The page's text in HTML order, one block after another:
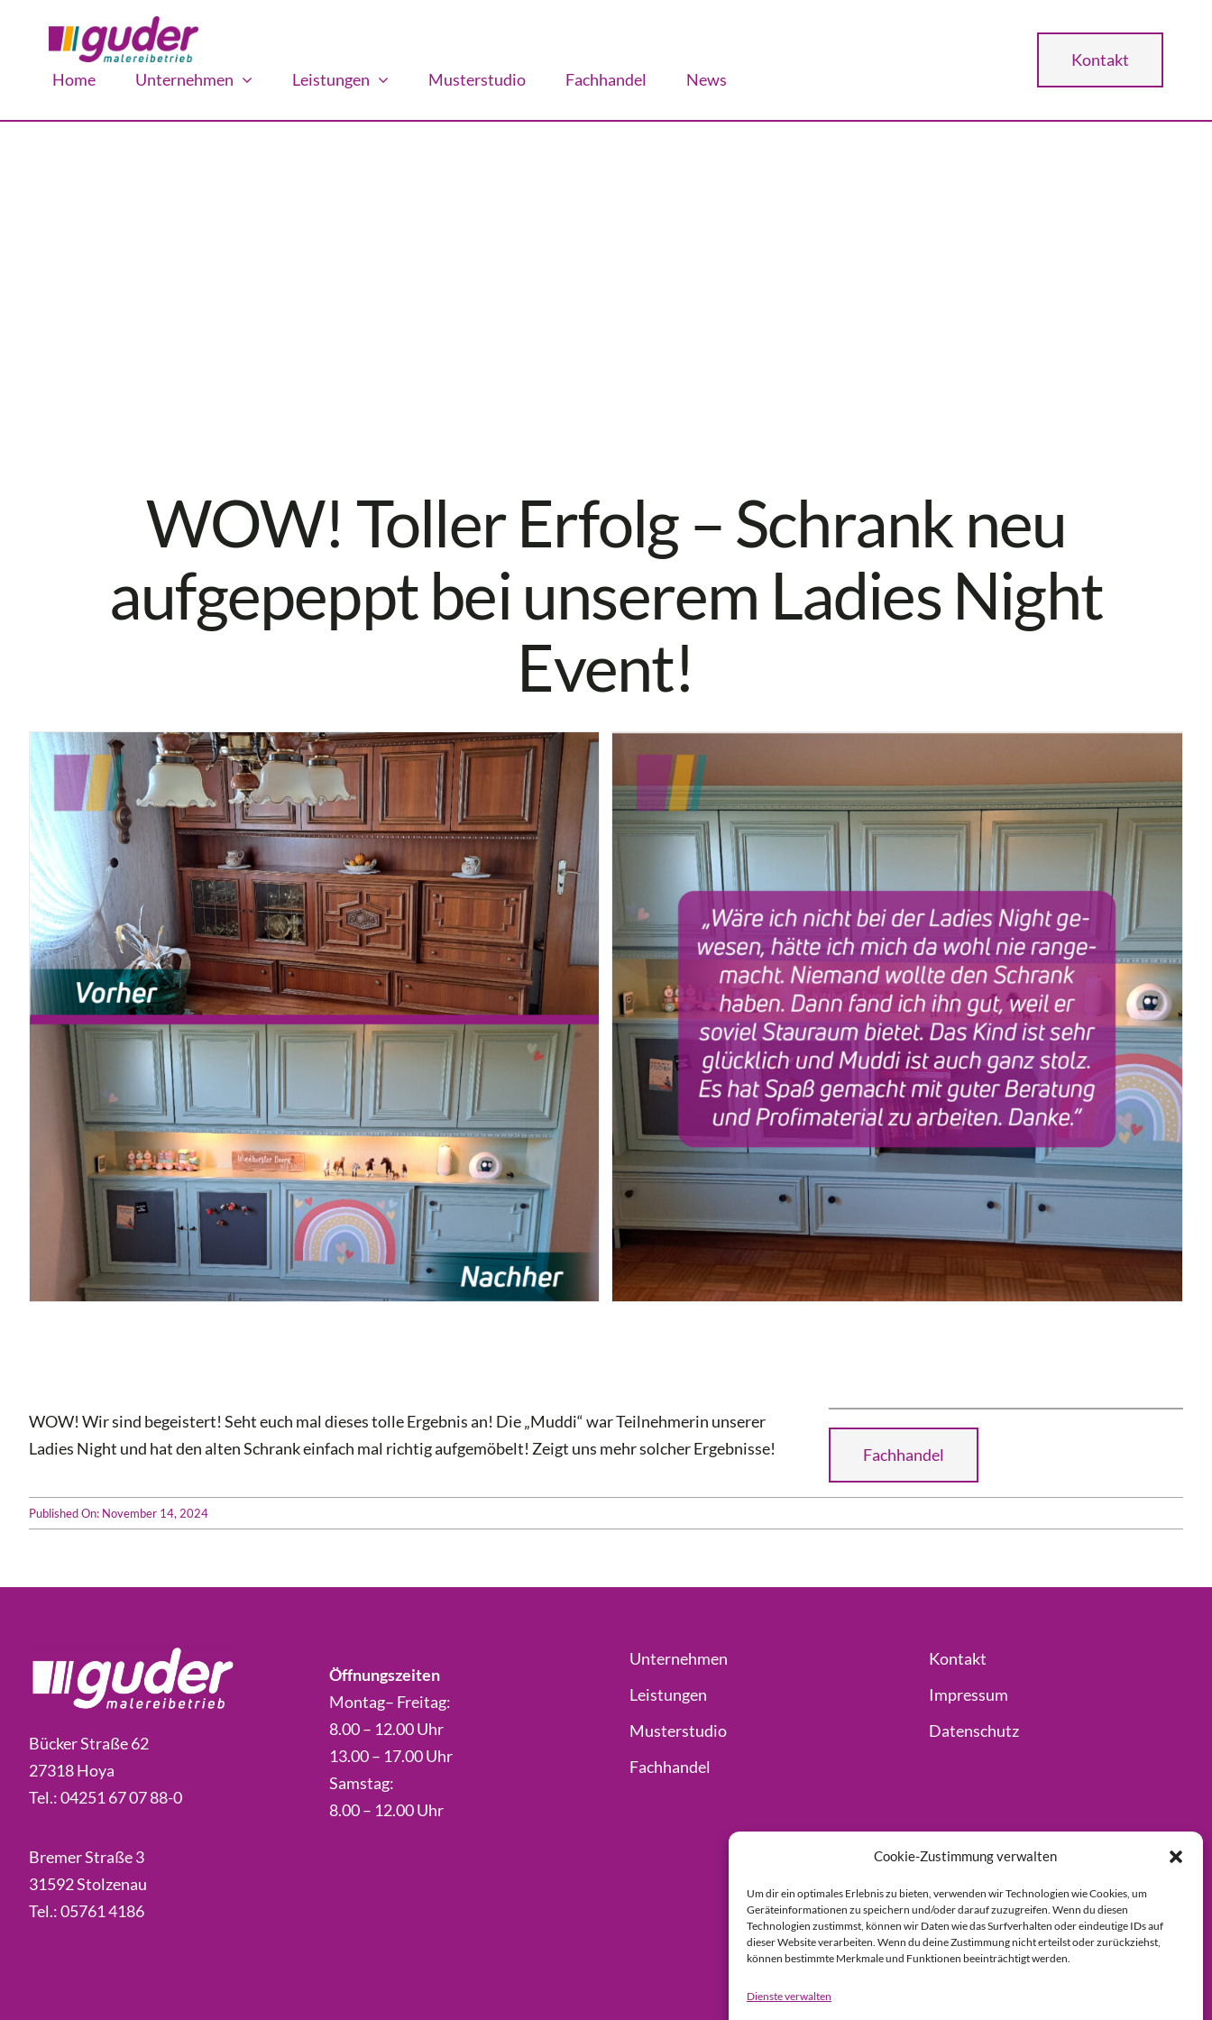
Cookie-Zustimmung verwalten
Um dir ein optimales Erlebnis zu bieten, verwenden wir Technologien wie Cookies, um
Geräteinformationen zu speichern und/oder darauf zuzugreifen. Wenn du diesen
Technologien zustimmst, können wir Daten wie das Surfverhalten oder eindeutige IDs auf
dieser Website verarbeiten. Wenn du deine Zustimmung nicht erteilst oder zurückziehst,
können bestimmte Merkmale und Funktionen beeinträchtigt werden.
Dienste verwalten
Home Unternehmen Leistungen Musterstudio Fachhandel News
Kontakt
WOW! Toller Erfolg – Schrank neu
aufgepeppt bei unserem Ladies Night
Event!
WOW! Wir sind begeistert! Seht euch mal dieses tolle Ergebnis an! Die „Muddi“ war Teilnehmerin unserer
Ladies Night und hat den alten Schrank einfach mal richtig aufgemöbelt! Zeigt uns mehr solcher Ergebnisse!
Fachhandel
Published On: November 14, 2024
Bücker Straße 62
27318 Hoya
Tel.:04251 67 07 88-0
Bremer Straße 3
31592 Stolzenau
Tel.:05761 4186
Öffnungszeiten
Montag– Freitag:
8.00 – 12.00 Uhr
13.00 – 17.00 Uhr
Samstag:
8.00 – 12.00 Uhr
Unternehmen
Leistungen
Musterstudio
Fachhandel
Kontakt
Impressum
Datenschutz